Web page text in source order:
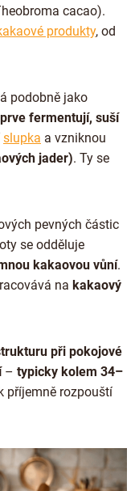
cacao).
produkty, od
podobně jako
fermentují, suší
slupka a vzniknou
jader). Ty se
pevných částic
se odděluje
kakaovou vůní.
na kakaový
při pokojové
– typicky kolem 34–
příjemně rozpouští